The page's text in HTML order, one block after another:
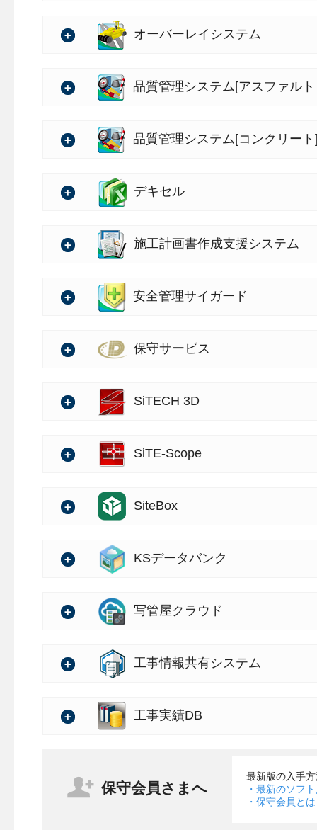
※電子小黒板を配信先画面
ご契約が必要です。
※検査結果の発議書類への
ム」のご契約が必要です。
・［SiteBox/クラウド］タ
・データチェック、取り込み
データチェック、取り込
また、「小黒板電子化アプ
行う」にチェックを付け
ックが行われるようになり
出力時には、従来の画像加
※写真の重複チェックの対
ル形式のみです。
・一度にクラウドへ転送でき
改竄された写真（小黒板電
込対象とするよう対応しま
また、絞込の条件に「重
ます。
イル形式のみです。
・デジタル写真管理情報基準
ファイル形式に対応
デジタル写真管理情報基準
た、SVG、TIF, TIFF、
・基準・要領(案)を追加
詳細は、以下をご確認くだ
（PDF）
・CAD製図基準（案）を追加
10月リリース 保守サー
（PDF）
・J-LandXML出力時に中間点
る現象を修正
の詳細
・CAD製図基準（案）を追加
10月リリース 保守サー
（PDF）
バージョン：6.02.00
の詳細
・折れ点を含む線形の端部延
オーバーレイシステム
バージョン：5.39.00
の詳細
・CAD製図基準（案）を追加
10月リリース 保守サー
（PDF）
・縦断設計画面でバーチカル
の変量の数字が同じ位置で異
修正
品質管理システム[アスファル
バージョン：1.46.00
の詳細
・帳票テンプレートを追加
10月リリース 保守サー
（PDF）
品質管理システム[コンクリー
バージョン：1.66.00
の詳細
・帳票テンプレートを更新
10月リリース 保守サー
（PDF）
デキセル
バージョン：1.03.00
の詳細
・「出来形管理システム[配
・規格値マスターを更新
施工計画書作成支援システム
バージョン：2.82.00
・イラスト名を一部修正
・施工方法マスターを一部修正
安全管理サイガード
バージョン：2.12.00
の詳細
・施工体制台帳を追加・更新
10月リリース 保守サー
（PDF）
・災害事例を修正・追加・更新
保守サービス
バージョンアップ情報の詳
・下記保守サービスを追加・
・施工管理基準 － 出来
・工事帳票（出来形管理
・工事帳票（テンプレー
・工事帳票（施工計画書
・工事帳票（安全管理）
ト］［アスファルト・土質
詳細は、以下をご確認くだ
（PDF）
SiTECH 3D
バージョン：9.30.00
の詳細
・参照図面の計測コマンドに
ます。
操作イメージは、以下リ
す。
https://www.kentem.jp/qa/
SiTE-Scope
バージョン：5.10.00
の詳細
・国土交通省の令和2年4月の
対応する。
舗装工(河川)では、路面切
・設計データ面の法線方向に
SiteBox
バージョン：2.18.00
の詳細
・配筋検査用写真（SVG形式
す。
に送る機能を追加（iOSのみ）
KSデータバンク
バージョン：2.51.00
の詳細
・SVG形式のファイルの取り
写管屋クラウド
バージョン：2.51.00
の詳細
・写真タイトルの並べ替えに
工事情報共有システム
バージョン：1.36.00
工事実績DB
バージョン：2.38.00
の詳細
保守会員さまへ
最新版の入手
・最新のソフ
・保守会員とは